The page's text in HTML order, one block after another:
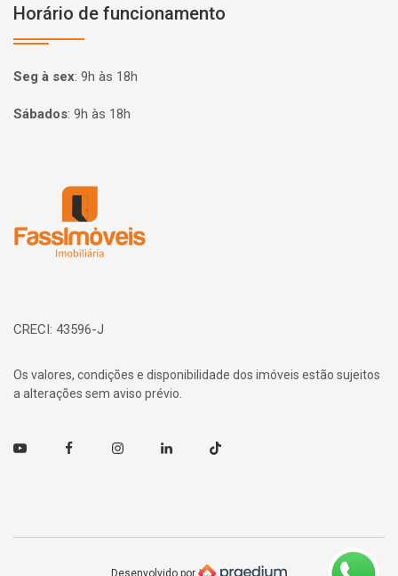
Horário de funcionamento
Seg à sex: 9h às 18h
Sábados: 9h às 18h
CRECI: 43596-J
Os valores, condições e disponibilidade dos imóveis estão sujeitos
a alterações sem aviso prévio.
Youtube FacebookInstagramLinkedin TikTok
Desenvolvido por